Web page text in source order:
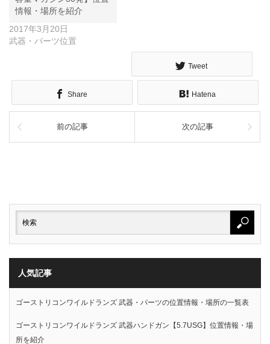
情報・場所を紹介
2017年3月20日
武器・パーツ位置
Tweet
Share Hatena
前の記事 次の記事
人気記事
ゴーストリコンワイルドランズ 武器・パーツの位置情報・場所の一覧表
ゴーストリコンワイルドランズ 武器ハンドガン【5.7USG】位置情報・場
所を紹介